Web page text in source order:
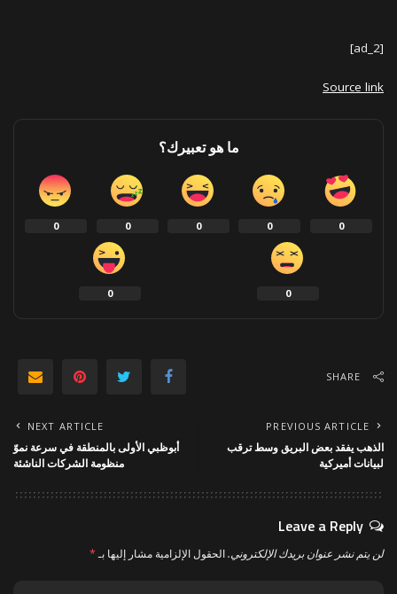
[ad_2]
Source link
ما هو تعبيرك؟
0
0
0
0
0
0
0
SHARE
PREVIOUS ARTICLE
الذهب يفقد بعض البريق وسط ترقب
لبيانات أميركية
NEXT ARTICLE
أبوظبي الأولى بالمنطقة في سرعة نموّ
منظومة الشركات الناشئة
Leave a Reply
لن يتم نشر عنوان بريدك الإلكتروني.الحقول الإلزامية مشار إليها بـ*